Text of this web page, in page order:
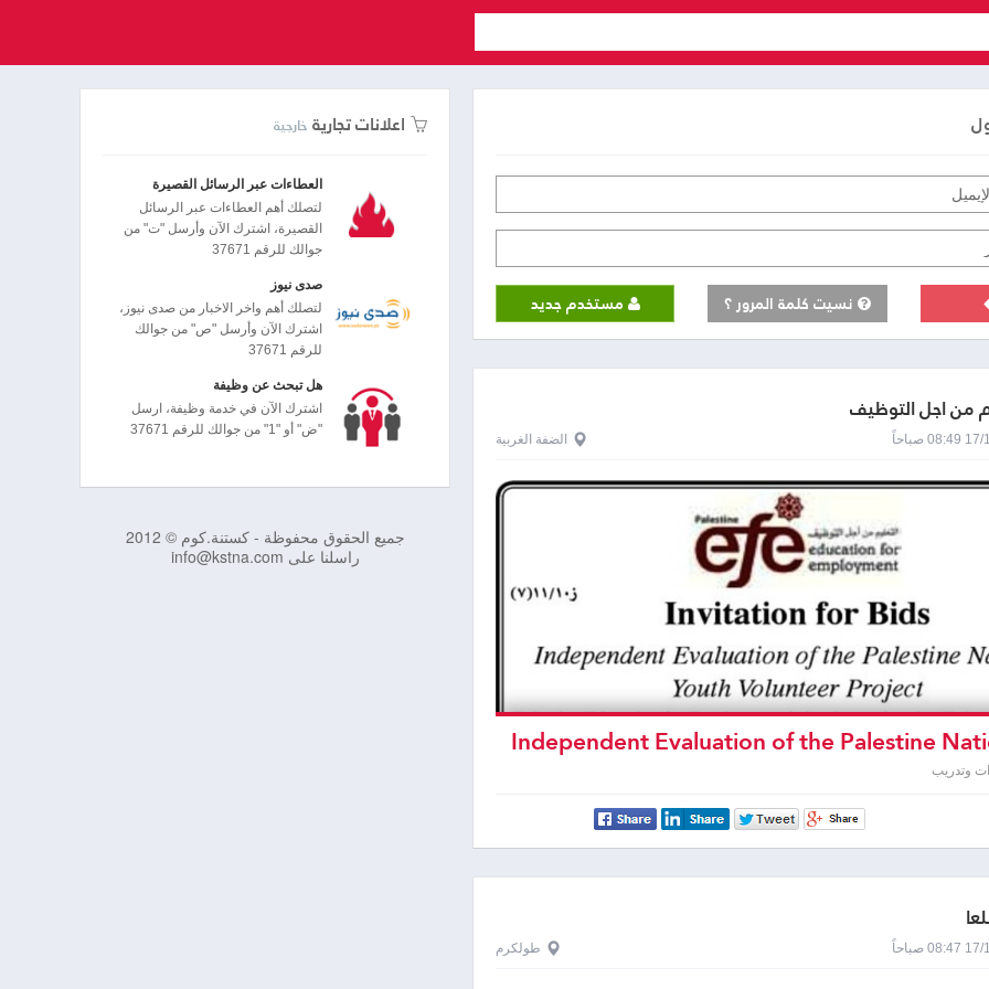
اعلانات تجارية خارجية
العطاءات عبر الرسائل القصيرة
لتصلك أهم العطاءات عبر الرسائل
القصيرة، اشترك الآن وأرسل "ت" من
جوالك للرقم 37671
صدى نيوز
لتصلك أهم واخر الاخبار من صدى نيوز،
اشترك الآن وأرسل "ص" من جوالك
للرقم 37671
هل تبحث عن وظيفة
اشترك الآن في خدمة وظيفة، ارسل
"ض" أو "1" من جوالك للرقم 37671
جميع الحقوق محفوظة - كستنة.كوم © 2012
راسلنا على info@kstna.com
نسيت كلمة المرور ؟ مستخدم جديد
من اجل التوظيف
صباحاً الضفة الغربية
Independent Evaluation of the Palestine
Youth وتدريب
صباحاً طولكرم